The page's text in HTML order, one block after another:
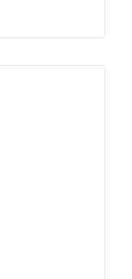
momentos.